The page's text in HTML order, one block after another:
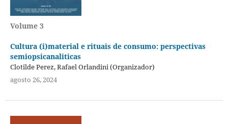
Volume 3
Cultura (i)material e rituais de consumo: perspectivas
semiopsicanaliticas
Clotilde Perez, Rafael Orlandini (Organizador)
agosto 26, 2024